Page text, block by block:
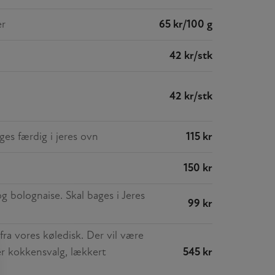
65 kr/100 g
42 kr/stk
42 kr/stk
færdig i jeres ovn 115 kr
150 kr
bolognaise. Skal bages i Jeres
99 kr
vores køledisk. Der vil være
kokkensvalg, lækkert
545 kr